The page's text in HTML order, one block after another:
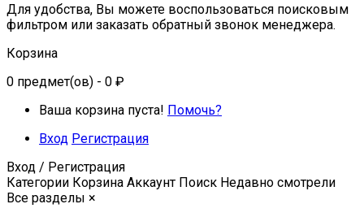
Для удобства, Вы можете воспользоваться поисковым
фильтром или заказать обратный звонок менеджера.
Корзина
0 предмет(ов) - 0 ₽
Ваша корзина пуста! Помочь?
Вход Регистрация
Вход / Регистрация
Категории Корзина Аккаунт Поиск Недавно смотрели
Все разделы ×